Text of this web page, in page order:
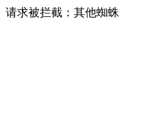
请求被拦截：其他蜘蛛